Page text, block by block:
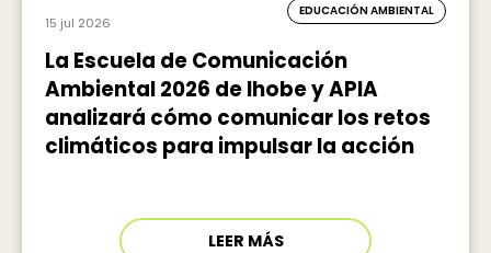
15 jul 2026
EDUCACIÓN AMBIENTAL
La Escuela de Comunicación
Ambiental 2026 de Ihobe y APIA
analizará cómo comunicar los retos
climáticos para impulsar la acción
LEER MÁS